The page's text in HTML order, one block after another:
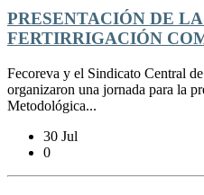
PRESENTACIÓN DE
FERTIRRIGACIÓN
Fecoreva y el Sindicato Central
organizaron una jornada para la
Metodológica...
30 Jul
0